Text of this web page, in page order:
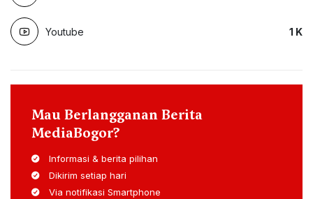
Youtube 1 K
Mau Berlangganan Berita
MediaBogor?
Informasi & berita pilihan
Dikirim setiap hari
Via notifikasi Smartphone